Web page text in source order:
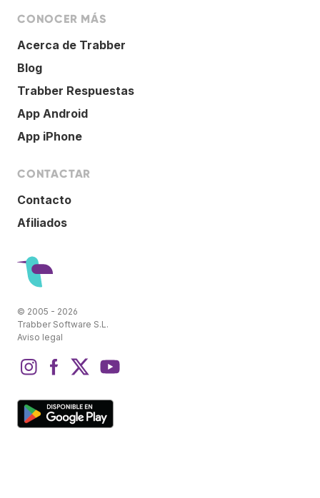
CONOCER MÁS
Acerca de Trabber
Blog
Trabber Respuestas
App Android
App iPhone
CONTACTAR
Contacto
Afiliados
© 2005 - 2026
Trabber Software S.L.
Aviso legal